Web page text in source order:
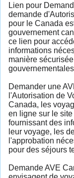
Lien pour
demande
pour le Canada
gouvernement
ce lien pour
informations
manière
Demander une
l'Autorisation de
Canada, les
en ligne sur le
fournissant des
leur voyage, les
l'approbation
pour des séjours
Demande AVE